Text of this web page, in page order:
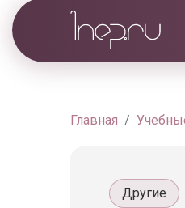
Главная
Другие